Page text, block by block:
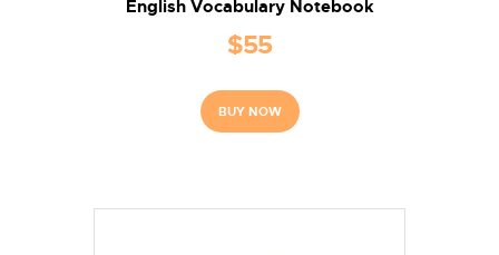
English Vocabulary Notebook
$55
BUY NOW